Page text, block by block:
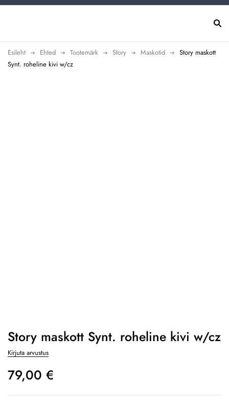
Esileht Ehted Tootemärk Story Maskotid
Story maskott
Synt. roheline kivi w/cz
Story maskott Synt. roheline kivi w/cz
Kirjuta arvustus
79,00 €